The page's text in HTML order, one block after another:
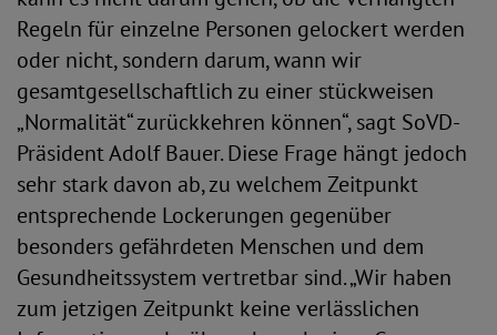
Regeln für einzelne Personen gelockert werden
oder nicht, sondern darum, wann wir
gesamtgesellschaftlich zu einer stückweisen
„Normalität“ zurückkehren können“, sagt SoVD-
Präsident Adolf Bauer. Diese Frage hängt jedoch
sehr stark davon ab, zu welchem Zeitpunkt
entsprechende Lockerungen gegenüber
besonders gefährdeten Menschen und dem
Gesundheitssystem vertretbar sind. „Wir haben
zum jetzigen Zeitpunkt keine verlässlichen